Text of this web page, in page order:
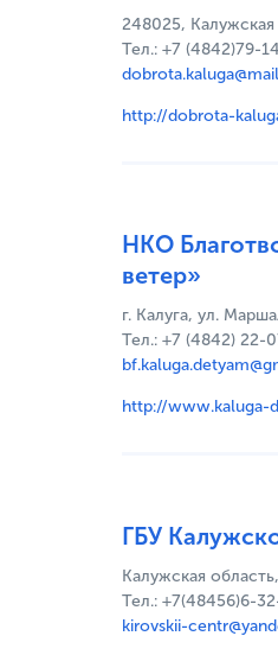
248025, Калужская
Тел.: +7 (4842)79-
http://dobrota-
НКО
ветер»
г. Калуга, ул.
Тел.: +7 (4842) 22-
http://www.kaluga-
ГБУ
Калужская
Тел.: +7(48456)6-
kirovskii-